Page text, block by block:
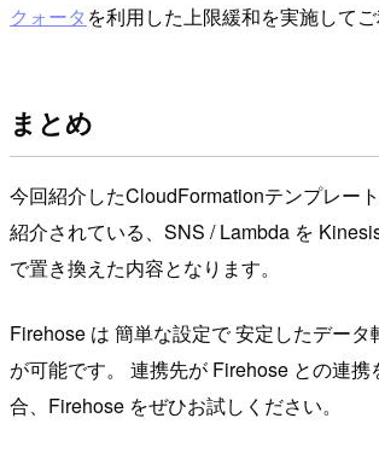
クォータ を利用した上限緩和を実施してご
まとめ
今回紹介したCloudFormationテンプレー
紹介されている、SNS / Lambda を
で置き換えた内容となります。
Firehose は 簡単な設定で 安定したデー
が可能です。 連携先が Firehose との連
合、Firehose をぜひお試しください。